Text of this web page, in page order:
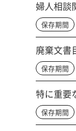
婦人相談
保存期間
廃棄文書
保存期間
特に重要
保存期間